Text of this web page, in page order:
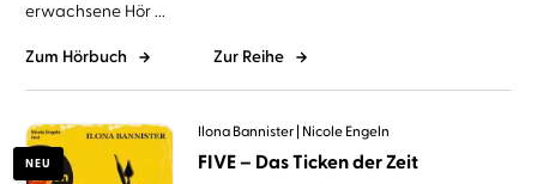
erwachsene Hör ...
Zum Hörbuch Zur Reihe
NEU
Ilona Bannister Nicole Engeln
FIVE – Das Ticken der Zeit